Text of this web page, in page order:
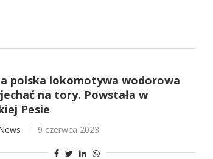
polska lokomotywa wodorowa
na tory. Powstała w
Pesie
9 czerwca 2023